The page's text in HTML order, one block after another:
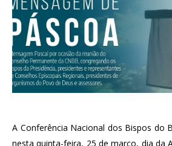
A Conferência Nacional dos Bispos do
nesta quinta-feira, 25 de março, dia da